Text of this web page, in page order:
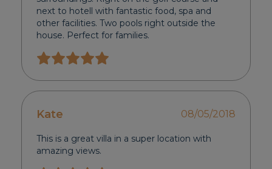
next to hotell with fantastic food, spa and
other facilities. Two pools right outside the
house. Perfect for families.
Kate 08/05/2018
This is a great villa in a super location with
amazing views.